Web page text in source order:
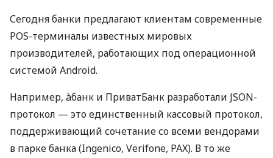
Сегодня банки предлагают клиентам современные
POS-терминалы известных мировых
производителей, работающих под операционной
системой Android.
Например, àбанк и ПриватБанк разработали JSON-
протокол — это единственный кассовый протокол,
поддерживающий сочетание со всеми вендорами
в парке банка (Ingenico, Verifone, PAX). В то же